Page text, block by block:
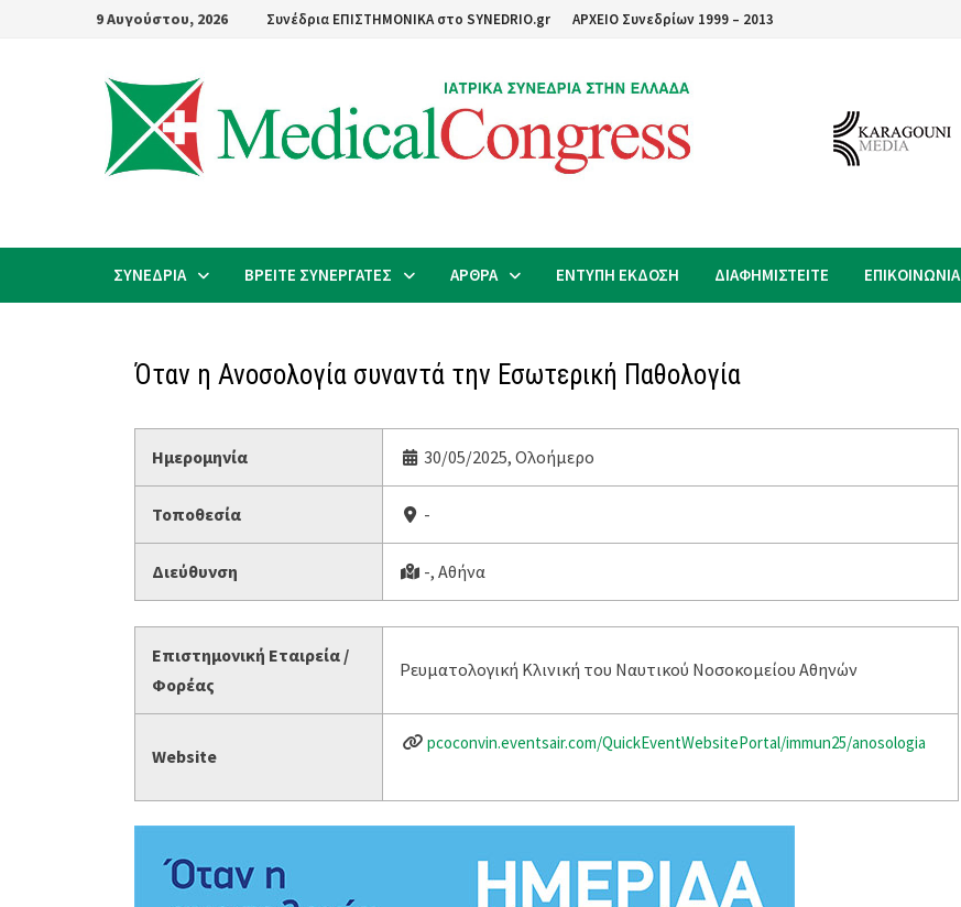
9 Αυγούστου, 2026 Συνέδρια ΕΠΙΣΤΗΜΟΝΙΚΑ στο SYNEDRIO.gr ΑΡΧΕΙΟ Συνεδρίων 1999 – 2013
ΣΥΝΕΔΡΙΑ ΒΡΕΙΤΕ ΣΥΝΕΡΓΑΤΕΣ ΑΡΘΡΑ ΕΝΤΥΠΗ ΕΚΔΟΣΗ ΔΙΑΦΗΜΙΣΤΕΙΤΕ ΕΠΙΚΟΙΝΩΝΙΑ
Όταν η Ανοσολογία συναντά την Εσωτερική Παθολογία
Ημερομηνία 30/05/2025, Ολοήμερο
Τοποθεσία -
Διεύθυνση -, Αθήνα
Επιστημονική Εταιρεία /
Φορέας
Ρευματολογική Κλινική του Ναυτικού Νοσοκομείου Αθηνών
Website
pcoconvin.eventsair.com/QuickEventWebsitePortal/immun25/anosologia